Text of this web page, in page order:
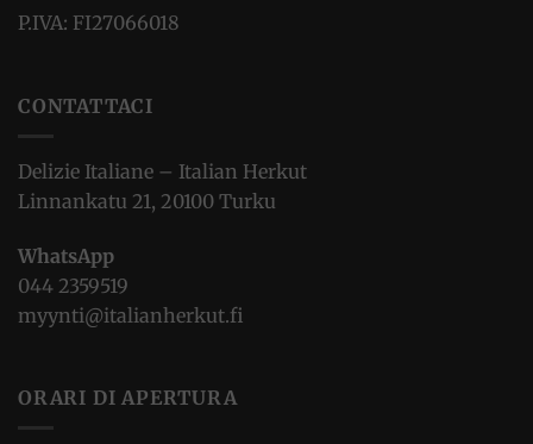
P.IVA: FI27066018
CONTATTACI
Delizie Italiane – Italian Herkut
Linnankatu 21, 20100 Turku
WhatsApp
044 2359519
myynti@italianherkut.fi
ORARI DI APERTURA